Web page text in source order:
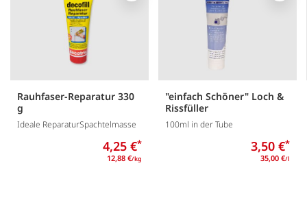
Rauhfaser-Reparatur 330
g
Ideale ReparaturSpachtelmasse
4,25 €*
12,88 €/kg
"einfach Schöner" Loch &
Rissfüller
100ml in der Tube
3,50 €*
35,00 €/l